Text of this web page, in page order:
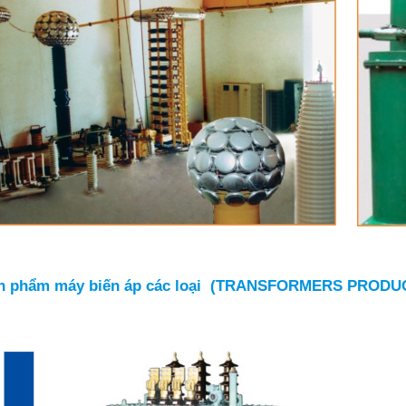
phẩm máy biến áp các loại (TRANSFORMERS